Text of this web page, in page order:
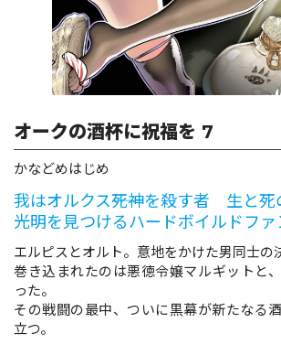
コミックガルド
コミッククリエ
リキューレ
コミックパルフェ
オークの酒杯に祝福を 7
かなどめはじめ
我はオルクス――死神を殺す者 生と
光明を見つけるハードボイルドファ
エルピスとオルト。意地をかけた男同士の
巻き込まれたのは悪徳令嬢マルギットと
った。
その戦闘の最中、ついに黒幕が新たなる
立つ。